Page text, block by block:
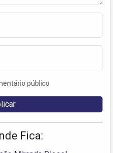
público
Fica: